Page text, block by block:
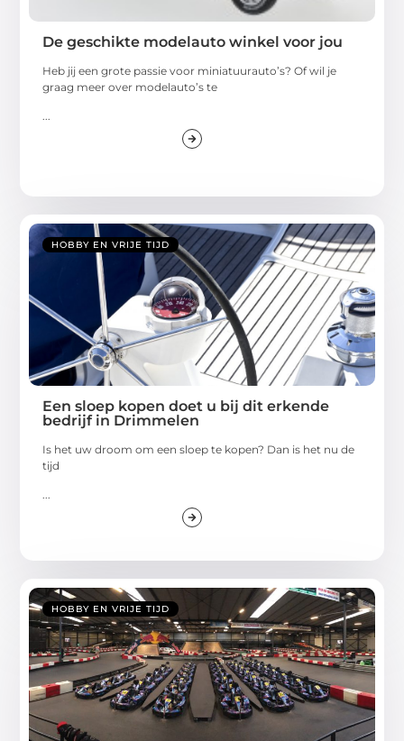
De geschikte modelauto winkel voor jou
Heb jij een grote passie voor miniatuurauto’s? Of wil je
graag meer over modelauto’s te
HOBBY EN VRIJE TIJD
Een sloep kopen doet u bij dit erkende
bedrijf in Drimmelen
Is het uw droom om een sloep te kopen? Dan is het nu de
tijd
...
HOBBY EN VRIJE TIJD